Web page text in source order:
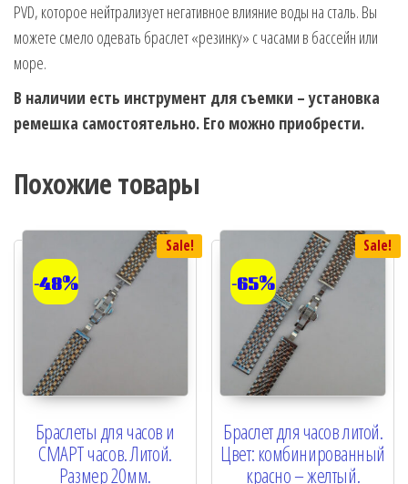
PVD, которое нейтрализует негативное влияние воды на сталь. Вы
можете смело одевать браслет «резинку» с часами в бассейн или
море.
В наличии есть инструмент для съемки – установка
ремешка самостоятельно. Его можно приобрести.
Похожие товары
Sale!
-48%
Браслеты для часов и
СМАРТ часов. Литой.
Размер 20мм.
Sale!
-65%
Браслет для часов литой.
Цвет: комбинированный
красно – желтый.